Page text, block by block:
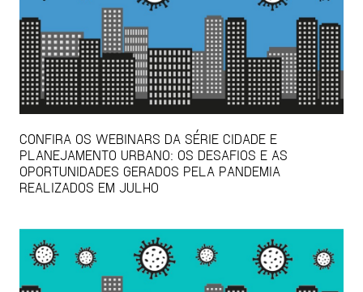
CONFIRA OS WEBINARS DA SÉRIE CIDADE E
PLANEJAMENTO URBANO: OS DESAFIOS E AS
OPORTUNIDADES GERADOS PELA PANDEMIA
REALIZADOS EM JULHO